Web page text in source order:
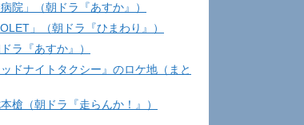
病院」（朝ドラ『あすか』）
」（朝ドラ『ひまわり』）
ラ『あすか』）
ドナイトタクシー』のロケ地（まと
槍（朝ドラ『走らんか！』）